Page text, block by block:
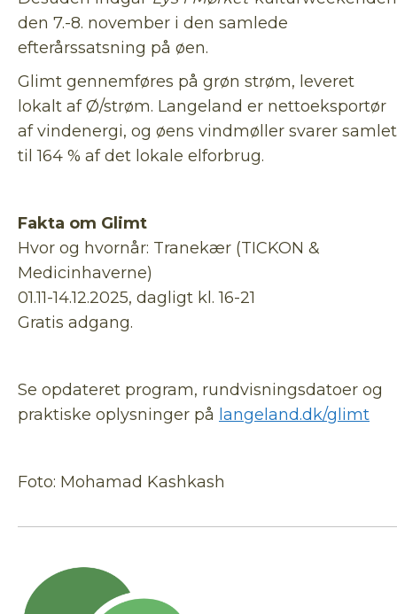
den 7.-8. november i den samlede
efterårssatsning på øen.
Glimt gennemføres på grøn strøm, leveret
lokalt af Ø/strøm. Langeland er nettoeksportør
af vindenergi, og øens vindmøller svarer samlet
til 164 % af det lokale elforbrug.
Fakta om Glimt
Hvor og hvornår: Tranekær (TICKON &
Medicinhaverne)
01.11-14.12.2025, dagligt kl. 16-21
Gratis adgang.
Se opdateret program, rundvisningsdatoer og
praktiske oplysninger på langeland.dk/glimt
Foto: Mohamad Kashkash